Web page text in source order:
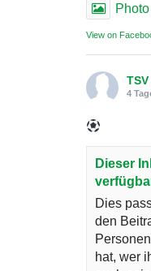
Photo
View on
4
Dieser
Dies
den
hat, wer